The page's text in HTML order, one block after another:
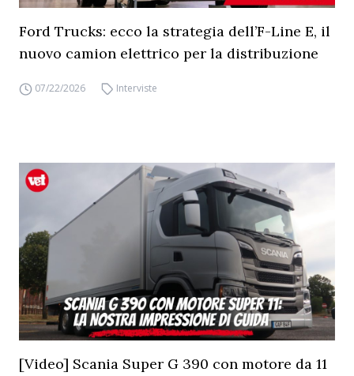
Ford Trucks: ecco la strategia dell’F-Line E, il
nuovo camion elettrico per la distribuzione
07/22/2026 Interviste
[Video] Scania Super G 390 con motore da 11